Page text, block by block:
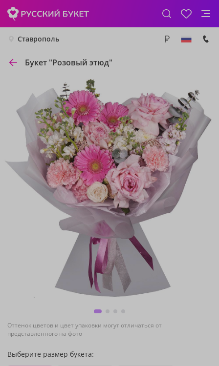
Ставрополь
Букет "Розовый этюд"
Оттенок цветов и цвет упаковки могут отличаться от
представленного на фото
Выберите размер букета: